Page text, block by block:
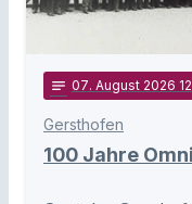
notes 07. August 2026
Gersthofen
100 Jahre